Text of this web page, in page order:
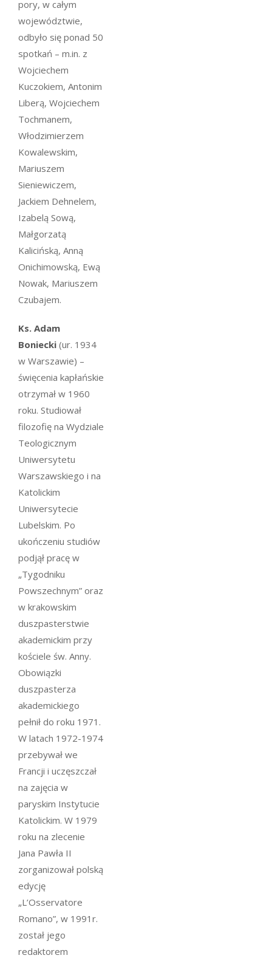
pory, w całym
województwie,
odbyło się ponad 50
spotkań – m.in. z
Wojciechem
Kuczokiem, Antonim
Liberą, Wojciechem
Tochmanem,
Włodzimierzem
Kowalewskim,
Mariuszem
Sieniewiczem,
Jackiem Dehnelem,
Izabelą Sową,
Małgorzatą
Kalicińską, Anną
Onichimowską, Ewą
Nowak, Mariuszem
Czubajem.
Ks. Adam
Boniecki (ur. 1934
w Warszawie) –
święcenia kapłańskie
otrzymał w 1960
roku. Studiował
filozofię na Wydziale
Teologicznym
Uniwersytetu
Warszawskiego i na
Katolickim
Uniwersytecie
Lubelskim. Po
ukończeniu studiów
podjął pracę w
„Tygodniku
Powszechnym” oraz
w krakowskim
duszpasterstwie
akademickim przy
kościele św. Anny.
Obowiązki
duszpasterza
akademickiego
pełnił do roku 1971.
W latach 1972-1974
przebywał we
Francji i uczęszczał
na zajęcia w
paryskim Instytucie
Katolickim. W 1979
roku na zlecenie
Jana Pawła II
zorganizował polską
edycję
„L’Osservatore
Romano”, w 1991r.
został jego
redaktorem